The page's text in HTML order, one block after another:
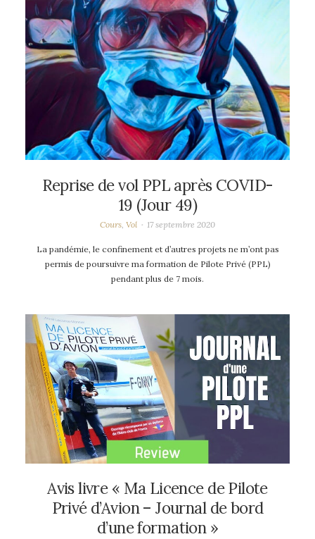
Reprise de vol PPL après COVID-
19 (Jour 49)
Cours ,Vol 17 septembre 2020
La pandémie, le confinement et d’autres projets ne m’ont pas
permis de poursuivre ma formation de Pilote Privé (PPL)
pendant plus de 7 mois.
Avis livre « Ma Licence de Pilote
Privé d’Avion – Journal de bord
d’une formation »